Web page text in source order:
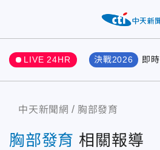
LIVE 24HR 決戰2026 即時
中天新聞網 胸部發育
胸部發育 相關報導